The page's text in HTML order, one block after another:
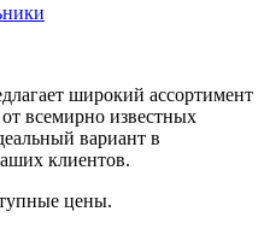
широкий ассортимент
всемирно известных
вариант в
клиентов.
цены.